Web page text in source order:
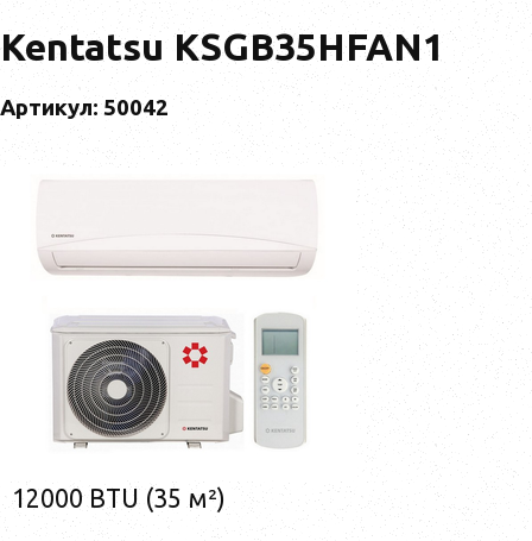
Kentatsu KSGB35HFAN1
Артикул: 50042
12000 BTU (35 м²)